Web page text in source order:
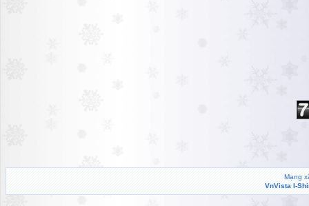
Mạng
VnVista I-